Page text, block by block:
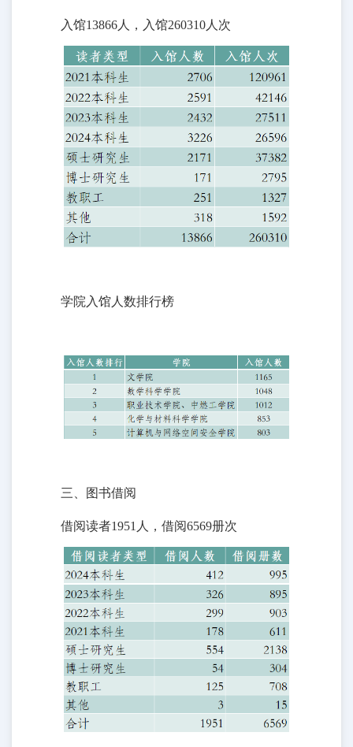
入馆13866人，入馆260310人次
学院入馆人数排行榜
三、图书借阅
借阅读者1951人，借阅6569册次